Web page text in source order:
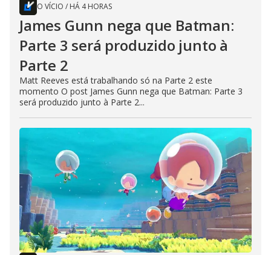
O VÍCIO / HÁ 4 HORAS
James Gunn nega que Batman:
Parte 3 será produzido junto à
Parte 2
Matt Reeves está trabalhando só na Parte 2 este
momento O post James Gunn nega que Batman: Parte 3
será produzido junto à Parte 2...